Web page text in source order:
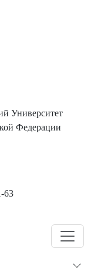
Университет
Федерации
63